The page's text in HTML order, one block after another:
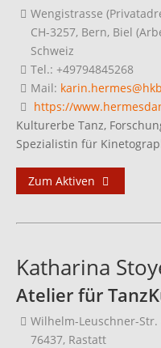
Wengistrasse
CH-3257, Bern, Biel
Schweiz
Tel.: +49794845268
Mail:
https://
Kulturerbe Tanz,
Spezialistin für
Zum Aktiven
Katharina
Atelier für
Wilhelm-Leuschner-Str.
76437, Rastatt